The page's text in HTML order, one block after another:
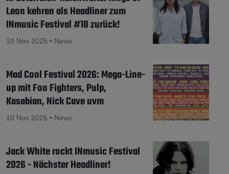
Leon kehren als Headliner zum
INmusic Festival #18 zurück!
10 Nov 2025 • News
Mad Cool Festival 2026: Mega-Line-
up mit Foo Fighters, Pulp,
Kasabian, Nick Cave uvm
10 Nov 2025 • News
Jack White rockt INmusic Festival
2026 - Nächster Headliner!